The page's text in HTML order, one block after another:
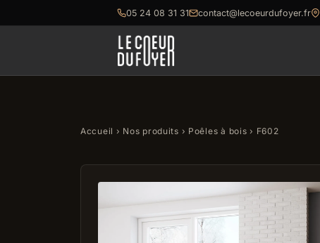
05 24 08 31 31 contact@lecoeurdufoyer.fr
Accueil › Nos produits › Poêles à bois › F602